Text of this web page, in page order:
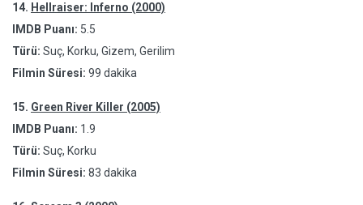
14. Hellraiser: Inferno (2000)
IMDB Puanı: 5.5
Türü: Suç, Korku, Gizem, Gerilim
Filmin Süresi: 99 dakika
15. Green River Killer (2005)
IMDB Puanı: 1.9
Türü: Suç, Korku
Filmin Süresi: 83 dakika